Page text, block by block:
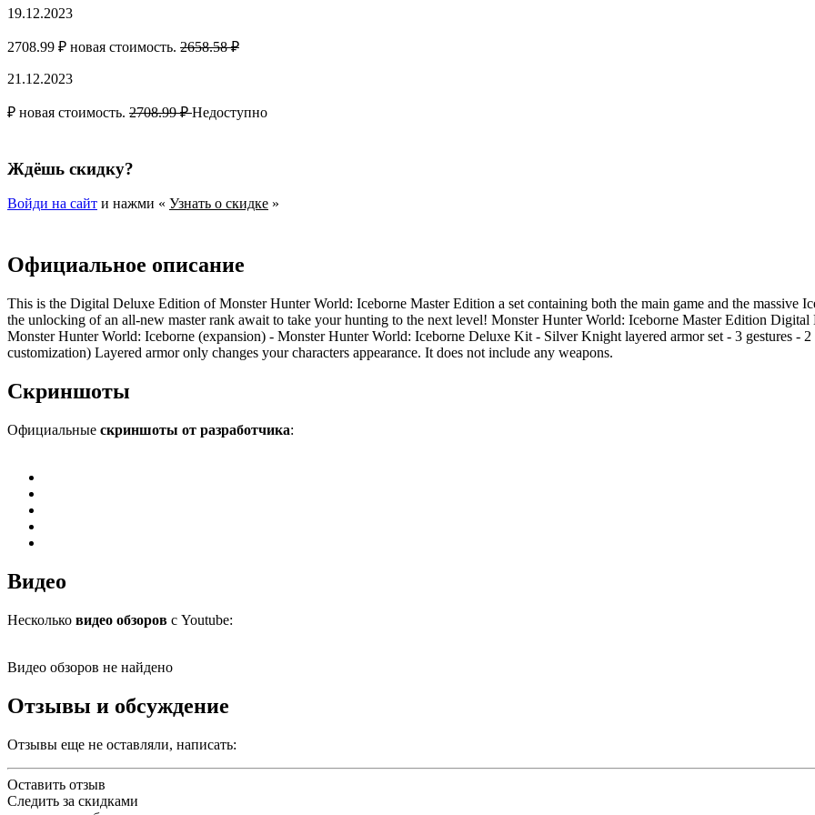
19.12.2023
2708.99 ₽ новая стоимость. 2658.58 ₽
21.12.2023
₽ новая стоимость. 2708.99 ₽Недоступно
Ждёшь скидку?
Войди на сайт и нажми « Узнать о скидке »
Официальное описание
This is the Digital Deluxe Edition of Monster Hunter World: Iceborne Master Edition a set containing both the main game and the massive
the unlocking of an all-new master rank await to take your hunting to the next level! Monster Hunter World: Iceborne Master Edition
Monster Hunter World: Iceborne (expansion) - Monster Hunter World: Iceborne Deluxe Kit - Silver Knight layered armor set - 3 gestures -
customization) Layered armor only changes your characters appearance. It does not include any weapons.
Скриншоты
Официальные скриншоты от разработчика:
Видео
Несколько видео обзоров с Youtube:
Видео обзоров не найдено
Отзывы и обсуждение
Отзывы еще не оставляли, написать:
Оставить отзыв
Следить за скидками